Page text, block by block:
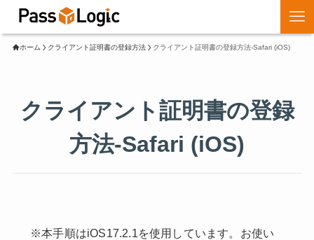
ホーム クライアント証明書の登録方法 クライアント証明書の登録方法-Safari (iOS)
クライアント証明書の登録
方法-Safari (iOS)
※本手順はiOS17.2.1を使用しています。お使い